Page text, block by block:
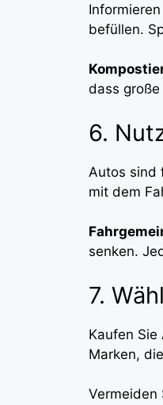
befüllen.
dass
6.
Autos sind
mit dem
senken.
7.
Kaufen Sie
Marken,
Vermeiden